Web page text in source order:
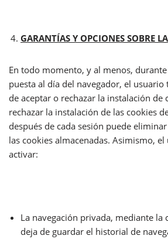
GARANTÍAS Y OPCIONES SOBRE
En todo momento, y al menos,
puesta al día del navegador, el
de aceptar o rechazar la instalación de
rechazar la instalación de las cookies
después de cada sesión puede
las cookies almacenadas. Asimismo,
activar:
La navegación privada, mediante la
deja de guardar el historial de